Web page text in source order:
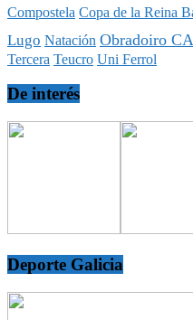
Compostela Copa de la Reina
Lugo Natación Obradoiro
Tercera Teucro Uni Ferrol
De interés
Deporte Galicia